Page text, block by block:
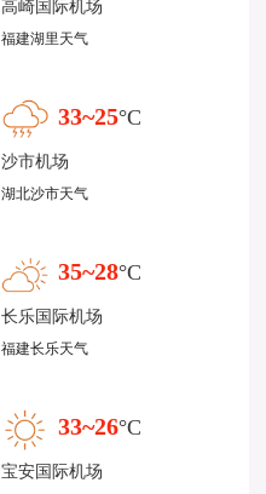
高崎国际机场
福建湖里天气
33~25°C
沙市机场
湖北沙市天气
35~28°C
长乐国际机场
福建长乐天气
33~26°C
宝安国际机场